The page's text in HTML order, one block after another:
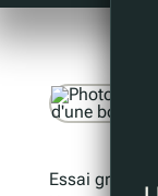
Essai gratuit